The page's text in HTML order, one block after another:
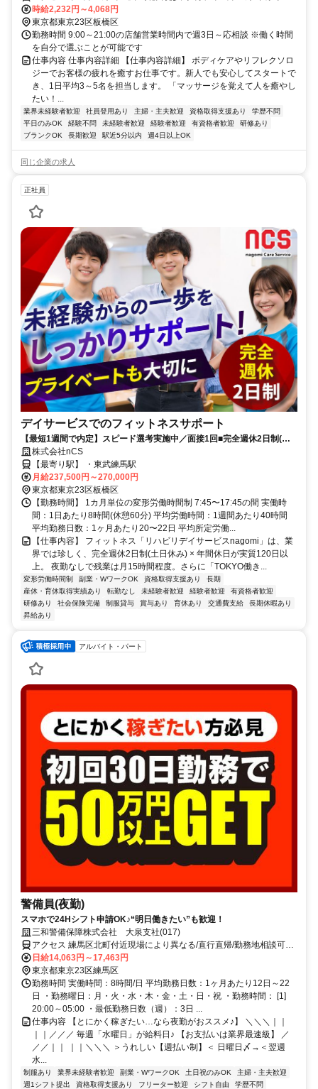
口徒歩約21分、東京メトロ有楽町線/東京メトロ副都心線 地下鉄赤塚
4番口徒歩約21分 最寄駅：東武練馬駅
時給2,232円～4,068円
東京都東京23区板橋区
勤務時間 9:00～21:00の店舗営業時間内で週3日～応相談 ※働く時間
を自分で選ぶことが可能です
仕事内容 仕事内容詳細 【仕事内容詳細】 ボディケアやリフレクソロ
ジーでお客様の疲れを癒すお仕事です。新人でも安心してスタートで
き、1日平均3～5名を担当します。 「マッサージを覚えて人を癒やし
たい！...
業界未経験者歓迎 社員登用あり 主婦・主夫歓迎 資格取得支援あり
学歴不問
平日のみOK
経験不問 未経験者歓迎 経験者歓迎 有資格者歓迎
研修あり
ブランクOK
長期歓迎 駅近5分以内 週4日以上OK
同じ企業の求人
正社員
デイサービスでのフィットネスサポート
【最短1週間で内定】スピード選考実施中／面接1回■完全週休2日制(土
日)■年間休日120日■キャリアアップ応援
株式会社nCS
【最寄り駅】 ・東武練馬駅
月給237,500円～270,000円
東京都東京23区板橋区
【勤務時間】 1カ月単位の変形労働時間制 7:45〜17:45の間 実働時
間：1日あたり8時間(休憩60分) 平均労働時間：1週間あたり40時間
平均勤務日数：1ヶ月あたり20〜22日 平均所定労働...
【仕事内容】 フィットネス「リハビリデイサービスnagomi」は、業
界では珍しく、完全週休2日制(土日休み) × 年間休日が実質120日以
上。 夜勤なしで残業は月15時間程度。さらに「TOKYO働き...
変形労働時間制 副業・WワークOK 資格取得支援あり
長期
産休・育休取得実績あり
転勤なし 未経験者歓迎 経験者歓迎
有資格者歓迎
研修あり
社会保険完備 制服貸与 賞与あり 育休あり 交通費支給
長期休暇あり
昇給あり
アルバイト・パート
警備員(夜勤)
スマホで24Hシフト申請OK♪“明日働きたい”も歓迎！
三和警備保障株式会社 大泉支社(017)
アクセス 練馬区北町付近現場により異なる/直行直帰/勤務地相談可■
電話面接■来社不要
日給14,063円～17,463円
東京都東京23区練馬区
勤務時間 実働時間：8時間/日 平均勤務日数：1ヶ月あたり12日～22
日 ・勤務曜日：月・火・水・木・金・土・日・祝 ・勤務時間： [1]
20:00～05:00 ・最低勤務日数（週）：3日 ...
仕事内容 【とにかく稼ぎたい…なら夜勤がおススメ♪】 ＼＼＼｜｜
｜｜／／／ 毎週「水曜日」が給料日♪ 【お支払いは業界最速級】 ／
／／｜｜ ｜｜＼＼＼ ＞うれしい【週払い制】＜ 日曜日〆→＜翌週
水...
制服あり 業界未経験者歓迎 副業・WワークOK 土日祝のみOK
主婦・主夫歓迎
週1シフト提出
資格取得支援あり フリーター歓迎 シフト自由
学歴不問